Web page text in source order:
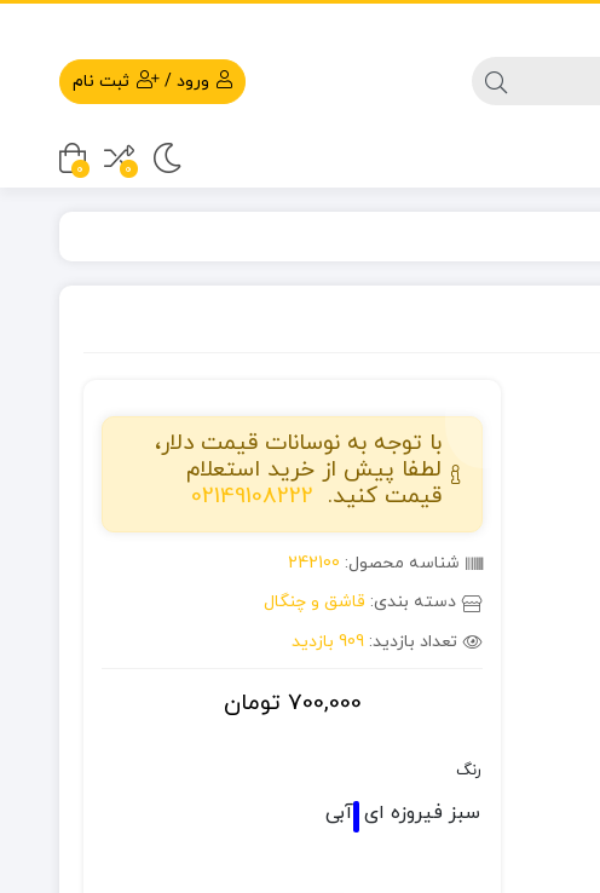
ورود / ثبت نام
0
0
با توجه به نوسانات قیمت دلار،
لطفا پیش از خرید استعلام
قیمت کنید. 02149108222
شناسه محصول: 242100
دسته بندی: قاشق و چنگال
تعداد بازدید: 909 بازدید
700,000 تومان
رنگ
سبز فیروزه ای آبی